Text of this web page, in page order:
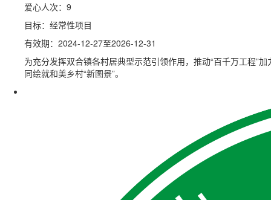
爱心人次：9
目标：经常性项目
有效期：2024-12-27至2026-12-31
为充分发挥双合镇各村居典型示范引领作用，推动“百千万工程”
同绘就和美乡村“新图景”。